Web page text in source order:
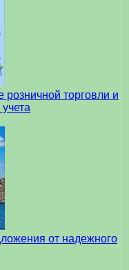
торговли и
от надежного